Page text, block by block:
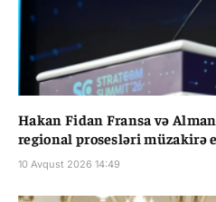
Hakan Fidan Fransa və
regional prosesləri müzakirə
10 Avqust 2026 14:49